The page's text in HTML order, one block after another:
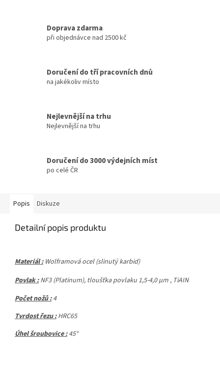
Doprava zdarma
při objednávce nad 2500 kč
Doručení do tří pracovních dnů
na jakékoliv místo
Nejlevnější na trhu
Nejlevnější na trhu
Doručení do 3000 výdejních míst
po celé ČR
Popis Diskuze
Detailní popis produktu
Materiál : Wolframová ocel (slinutý karbid)
Povlak :NF3 (Platinum), tloušťka povlaku 1,5-4,0 μm , TiAIN
Počet nožů :4
Tvrdost řezu :HRC65
Úhel šroubovice :45°